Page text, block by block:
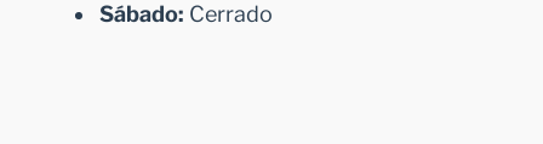
Sábado: Cerrado